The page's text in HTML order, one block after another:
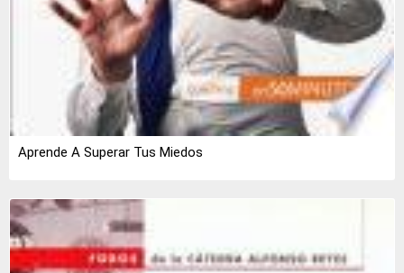
Aprende A Superar Tus Miedos